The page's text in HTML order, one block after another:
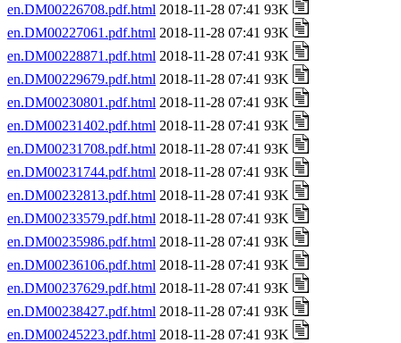
en.DM00226708.pdf.html 2018-11-28 07:41 93K
en.DM00227061.pdf.html 2018-11-28 07:41 93K
en.DM00228871.pdf.html 2018-11-28 07:41 93K
en.DM00229679.pdf.html 2018-11-28 07:41 93K
en.DM00230801.pdf.html 2018-11-28 07:41 93K
en.DM00231402.pdf.html 2018-11-28 07:41 93K
en.DM00231708.pdf.html 2018-11-28 07:41 93K
en.DM00231744.pdf.html 2018-11-28 07:41 93K
en.DM00232813.pdf.html 2018-11-28 07:41 93K
en.DM00233579.pdf.html 2018-11-28 07:41 93K
en.DM00235986.pdf.html 2018-11-28 07:41 93K
en.DM00236106.pdf.html 2018-11-28 07:41 93K
en.DM00237629.pdf.html 2018-11-28 07:41 93K
en.DM00238427.pdf.html 2018-11-28 07:41 93K
en.DM00245223.pdf.html 2018-11-28 07:41 93K